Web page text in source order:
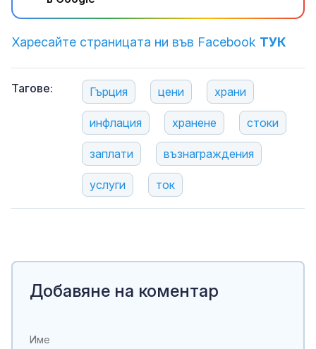
Харесайте страницата ни във Facebook ТУК
Тагове: Гърция цени храни
инфлация хранене стоки
заплати възнаграждения
услуги ток
Добавяне на коментар